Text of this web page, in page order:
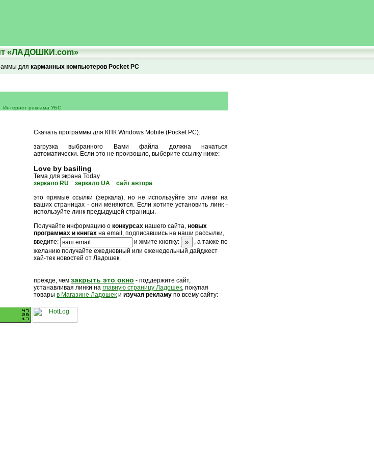
«ЛАДОШКИ.com»
для карманных компьютеров Pocket PC
Интернет реклама УБС
Скачать программы для КПК Windows Mobile (Pocket PC):
загрузка выбранного Вами файла должна начаться
автоматически. Если это не произошло, выберите ссылку ниже:
Love by basiling
Тема для экрана Today
зеркало RU :: зеркало UA :: сайт автора
это прямые ссылки (зеркала), но не используйте эти линки на
ваших страницах - они меняются. Если хотите установить линк -
используйте линк предыдущей страницы.
Получайте информацию о конкурсах нашего сайта, новых
программах и книгах на email, подписавшись на наши рассылки,
введите:
и жмите кнопку:
, а также по
желанию получайте ежедневный или еженедельный дайджест
хай-тек новостей от Ладошек.
прежде, чем закрыть это окно - поддержите сайт,
устанавливая линки на главную страницу Ладошек, покупая
товары в Магазине Ладошек и изучая рекламу по всему сайту: